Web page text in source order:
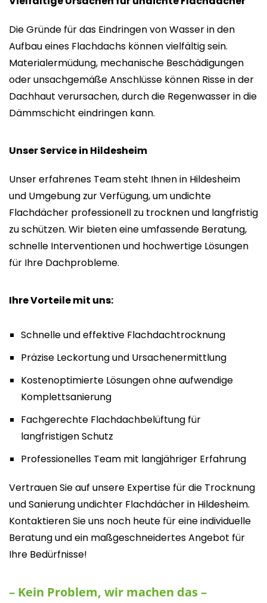
Die Gründe für das Eindringen von Wasser in den
Aufbau eines Flachdachs können vielfältig sein.
Materialermüdung, mechanische Beschädigungen
oder unsachgemäße Anschlüsse können Risse in der
Dachhaut verursachen, durch die Regenwasser in die
Dämmschicht eindringen kann.
Unser Service in Hildesheim
Unser erfahrenes Team steht Ihnen in Hildesheim
und Umgebung zur Verfügung, um undichte
Flachdächer professionell zu trocknen und langfristig
zu schützen. Wir bieten eine umfassende Beratung,
schnelle Interventionen und hochwertige Lösungen
für Ihre Dachprobleme.
Ihre Vorteile mit uns:
Schnelle und effektive Flachdachtrocknung
Präzise Leckortung und Ursachenermittlung
Kostenoptimierte Lösungen ohne aufwendige
Komplettsanierung
Fachgerechte Flachdachbelüftung für
langfristigen Schutz
Professionelles Team mit langjähriger Erfahrung
Vertrauen Sie auf unsere Expertise für die Trocknung
und Sanierung undichter Flachdächer in Hildesheim.
Kontaktieren Sie uns noch heute für eine individuelle
Beratung und ein maßgeschneidertes Angebot für
Ihre Bedürfnisse!
– Kein Problem, wir machen das –